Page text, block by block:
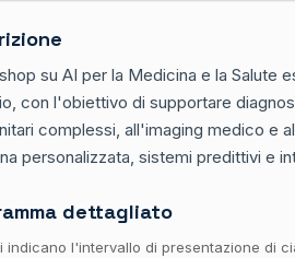
su AI per la Medicina e la Salute
con l'obiettivo di supportare
complessi, all'imaging medico e
personalizzata, sistemi predittivi e
dettagliato
indicano l'intervallo di presentazione di